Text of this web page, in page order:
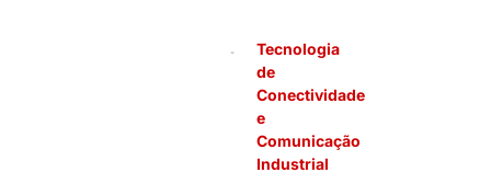
Tecnologia
de
Conectividade
e
Comunicação
Industrial